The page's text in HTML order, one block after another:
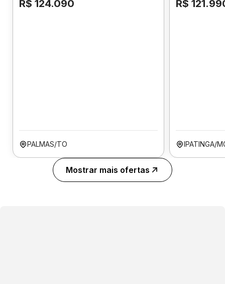
R$ 124.090
PALMAS/TO
R$
IPATINGA/
Mostrar mais ofertas